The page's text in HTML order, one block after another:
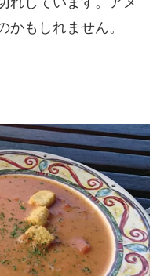
かもしれません。